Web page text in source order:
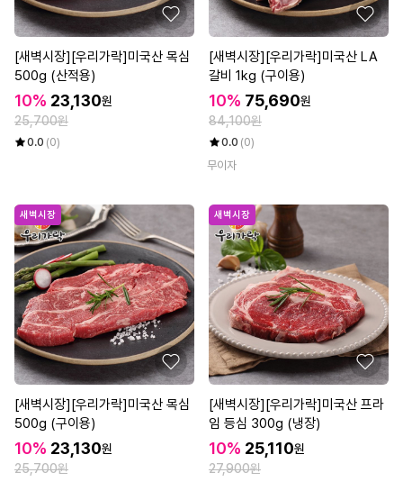
[새벽시장][우리가락]미국산 목심
500g (산적용)
10% 23,130원
25,700원
0.0 (0)
[새벽시장][우리가락]미국산 LA
갈비 1kg (구이용)
10% 75,690원
84,100원
0.0 (0)
무이자
새벽시장
[새벽시장][우리가락]미국산 목심
500g (구이용)
10% 23,130원
25,700원
새벽시장
[새벽시장][우리가락]미국산 프라
임 등심 300g (냉장)
10% 25,110원
27,900원